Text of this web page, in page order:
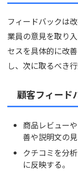
フィードバックは
業員の意見を取り
セスを具体的に改
し、次に取るべき
顧客フィード
商品レビュー
善や説明文の
クチコミを分
に反映する。